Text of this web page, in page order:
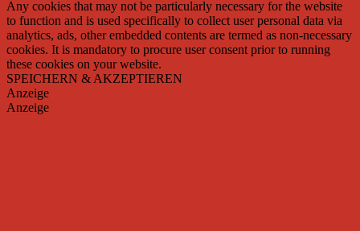
Any cookies that may not be particularly necessary for the website
to function and is used specifically to collect user personal data via
analytics, ads, other embedded contents are termed as non-necessary
cookies. It is mandatory to procure user consent prior to running
these cookies on your website.
SPEICHERN & AKZEPTIEREN
Anzeige
Anzeige